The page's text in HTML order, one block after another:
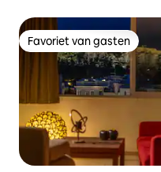
Favoriet van gasten
Favoriet van gasten